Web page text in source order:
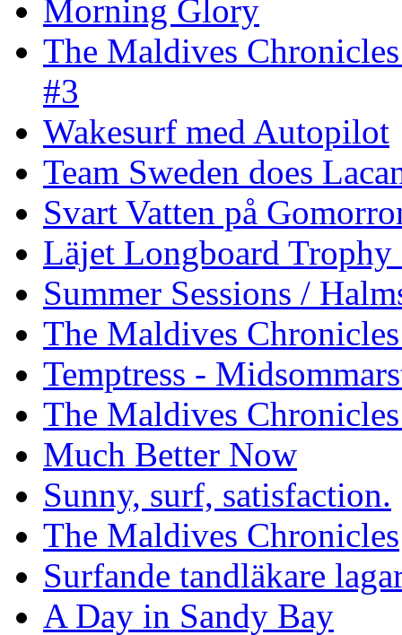
Morning Glory
The Maldives
#3
Wakesurf med Autopilot
Team Sweden does
Svart Vatten på
Läjet Longboard
Summer Sessions /
The Maldives
Temptress -
The Maldives
Much Better Now
Sunny, surf, satisfaction.
The Maldives Chronicles
Surfande tandläkare
A Day in Sandy Bay